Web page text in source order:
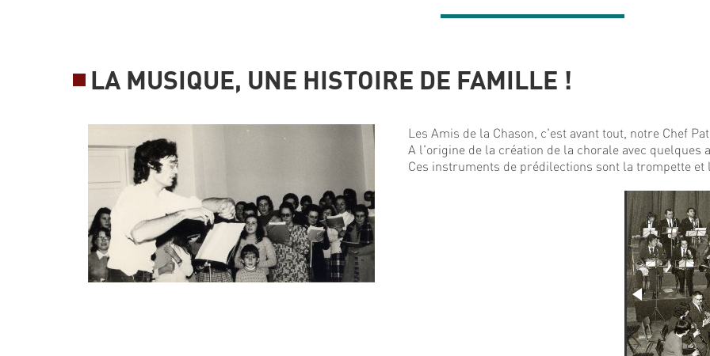
LA MUSIQUE, UNE HISTOIRE DE FAMILLE !
Les Amis de la Chason, c'est avant tout, notre Chef
A l'origine de la création de la chorale avec quelques
Ces instruments de prédilections sont la trompette et